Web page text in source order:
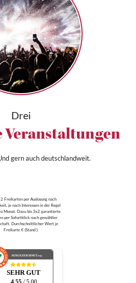
Drei
Veranstaltungen
gern auch deutschlandweit.
Freikarten per Auslosung nach
je nach Interessen in der Regel
Monat. Dazu bis 3x2 garantierte
per Sofortklick nach gewählter
Durchschnittlicher Wert je
Freikarte € (Stand ).
AUSGEZEICHNET.org
SEHR GUT